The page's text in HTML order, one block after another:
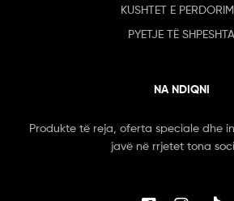
KUSHTET E
PYETJE TË SHPESHTA
NA NDIQNI
Produkte të reja, oferta speciale dhe
javë në rrjetet tona